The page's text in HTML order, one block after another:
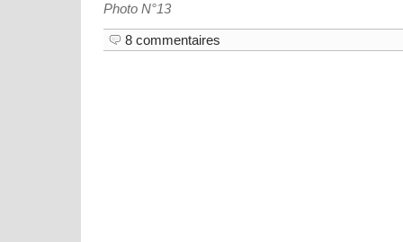
Photo N°13
8 commentaires